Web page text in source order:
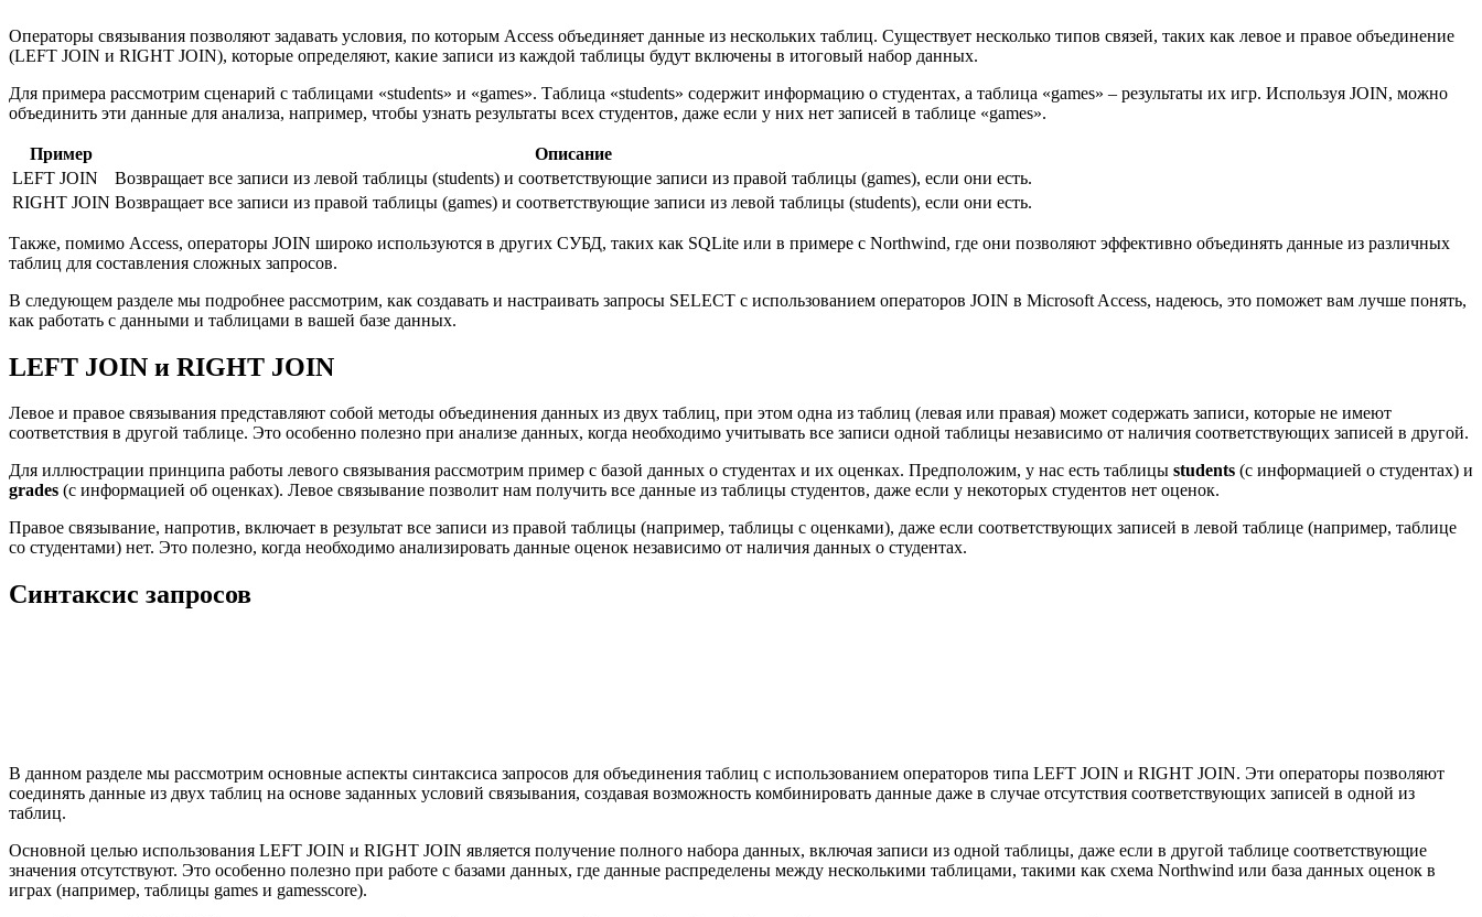
Операторы связывания позволяют задавать условия, по которым Access объединяет данные из нескольких таблиц. Существует несколько типов связей, таких как левое и правое объединение
(LEFT JOIN и RIGHT JOIN), которые определяют, какие записи из каждой таблицы будут включены в итоговый набор данных.
Для примера рассмотрим сценарий с таблицами «students» и «games». Таблица «students» содержит информацию о студентах, а таблица «games» – результаты их игр. Используя JOIN, можно
объединить эти данные для анализа, например, чтобы узнать результаты всех студентов, даже если у них нет записей в таблице «games».
Пример
Описание
LEFT JOIN
Возвращает все записи из левой таблицы (students) и соответствующие записи из правой таблицы (games), если они есть.
RIGHT JOIN Возвращает все записи из правой таблицы (games) и соответствующие записи из левой таблицы (students), если они есть.
Также, помимо Access, операторы JOIN широко используются в других СУБД, таких как SQLite или в примере с Northwind, где они позволяют эффективно объединять данные из различных
таблиц для составления сложных запросов.
В следующем разделе мы подробнее рассмотрим, как создавать и настраивать запросы SELECT с использованием операторов JOIN в Microsoft Access, надеюсь, это поможет вам лучше понять,
как работать с данными и таблицами в вашей базе данных.
LEFT JOIN и RIGHT JOIN
Левое и правое связывания представляют собой методы объединения данных из двух таблиц, при этом одна из таблиц (левая или правая) может содержать записи, которые не имеют
соответствия в другой таблице. Это особенно полезно при анализе данных, когда необходимо учитывать все записи одной таблицы независимо от наличия соответствующих записей в другой.
Для иллюстрации принципа работы левого связывания рассмотрим пример с базой данных о студентах и их оценках. Предположим, у нас есть таблицы students (с информацией о студентах) и
grades (с информацией об оценках). Левое связывание позволит нам получить все данные из таблицы студентов, даже если у некоторых студентов нет оценок.
Правое связывание, напротив, включает в результат все записи из правой таблицы (например, таблицы с оценками), даже если соответствующих записей в левой таблице (например, таблице
со студентами) нет. Это полезно, когда необходимо анализировать данные оценок независимо от наличия данных о студентах.
Синтаксис запросов
В данном разделе мы рассмотрим основные аспекты синтаксиса запросов для объединения таблиц с использованием операторов типа LEFT JOIN и RIGHT JOIN. Эти операторы позволяют
соединять данные из двух таблиц на основе заданных условий связывания, создавая возможность комбинировать данные даже в случае отсутствия соответствующих записей в одной из
таблиц.
Основной целью использования LEFT JOIN и RIGHT JOIN является получение полного набора данных, включая записи из одной таблицы, даже если в другой таблице соответствующие
значения отсутствуют. Это особенно полезно при работе с базами данных, где данные распределены между несколькими таблицами, такими как схема Northwind или база данных оценок в
играх (например, таблицы games и gamesscore).